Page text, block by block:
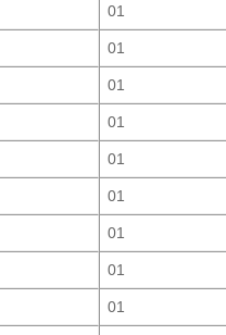
01
01
01
01
01
01
01
01
01